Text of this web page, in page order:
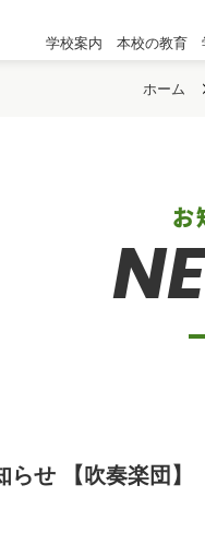
学校案内 本校の教育
ホーム
お
せ 【吹奏楽団】